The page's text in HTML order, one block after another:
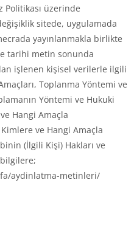
Politikası üzerinde
sitede, uygulamada
yayınlanmakla birlikte
tarihi metin sonunda
işlenen kişisel verilerle ilgili
Toplanma Yöntemi ve
Yöntemi ve Hukuki
Hangi Amaçla
ve Hangi Amaçla
(İlgili Kişi) Hakları ve
aydinlatma-metinleri/